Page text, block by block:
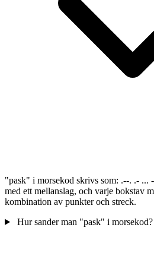
"pask" i morsekod skrivs som: .--. .- ...
med ett mellanslag, och varje bokstav
kombination av punkter och streck.
Hur sander man "pask" i morsekod?